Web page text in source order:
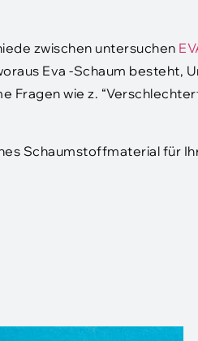
zwischen untersuchen
Eva -Schaum besteht,
Fragen wie z.
Schaumstoffmaterial für